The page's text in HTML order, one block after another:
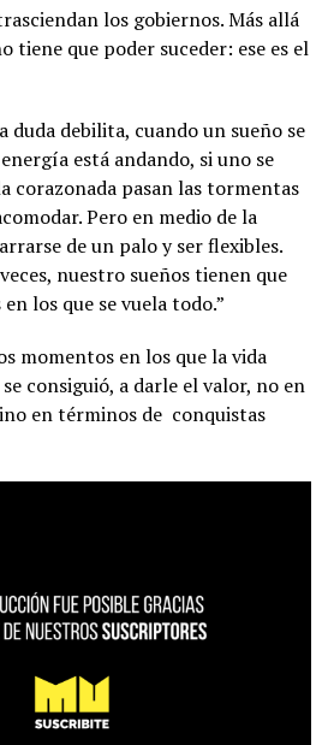
los gobiernos. Más allá
tiene que poder suceder: ese es el
duda debilita, cuando un sueño se
está andando, si uno se
corazonada pasan las tormentas
Pero en medio de la
de un palo y ser flexibles.
nuestro sueños tienen que
los que se vuela todo.”
momentos en los que la vida
consiguió, a darle el valor, no en
en términos de conquistas